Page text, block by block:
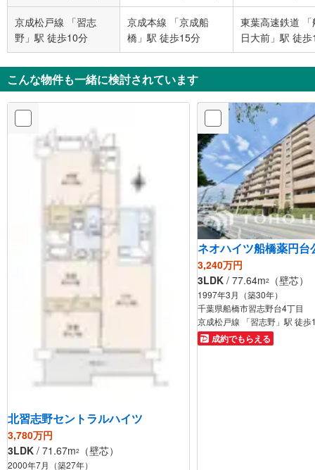
京成松戸線 「習志
野」駅 徒歩10分
京成本線 「京成船
橋」駅 徒歩15分
東葉高速鉄道 「
日大前」駅 徒
こんな物件も一緒に検討されています
北習志野セントラルハイツ
3,780万円
3LDK / 71.67m2 （壁芯）
2000年7月（築27年）
ネオハイツ船橋薬円台
3,240万円
3LDK / 77.64m2 （壁芯）
1997年3月（築30年）
千葉県船橋市習志野台4丁目
京成松戸線 「習志野」駅 徒歩
成約でもらえる